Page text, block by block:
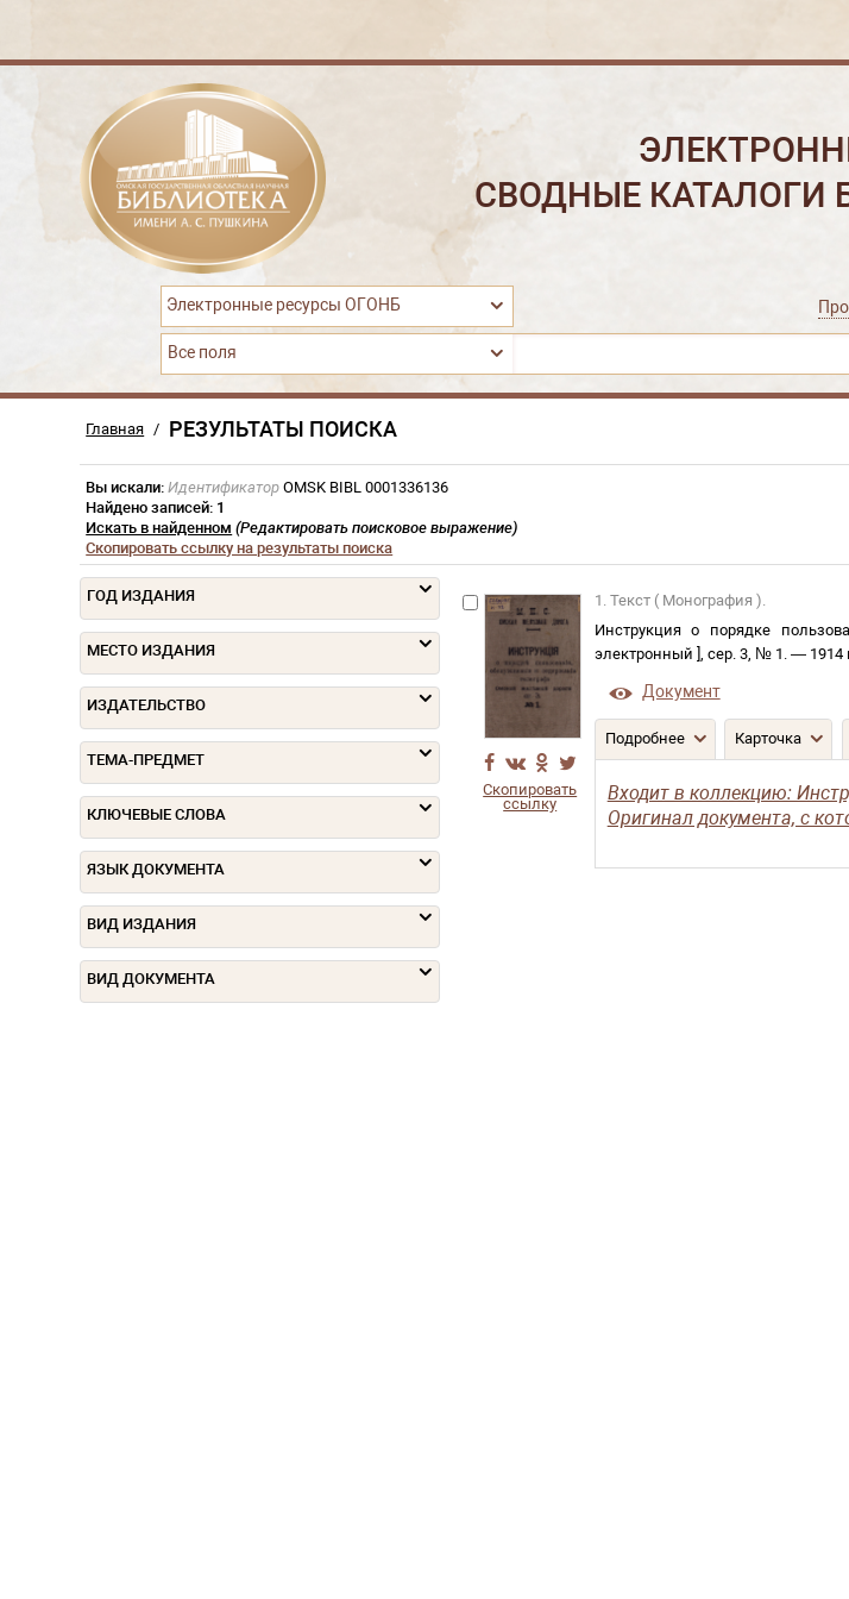
СВОДНЫЕ КАТАЛОГИ
Электронные ресурсы ОГОНБ
Все поля
Главная / РЕЗУЛЬТАТЫ ПОИСКА
Вы искали: Идентификатор OMSK BIBL 0001336136
Найдено записей: 1
Искать в найденном (Редактировать поисковое выражение)
Скопировать ссылку на результаты поиска
ГОД ИЗДАНИЯ
МЕСТО ИЗДАНИЯ
ИЗДАТЕЛЬСТВО
ТЕМА-ПРЕДМЕТ
КЛЮЧЕВЫЕ СЛОВА
ЯЗЫК ДОКУМЕНТА
ВИД ИЗДАНИЯ
ВИД ДОКУМЕНТА
Скопировать
ссылку
1. Текст ( Монография ).
Инструкция о порядке
электронный , сер. 3, № 1 . —1914
Документ
Подробнее Карточка
Входит в коллекцию:
Оригинал документа, с